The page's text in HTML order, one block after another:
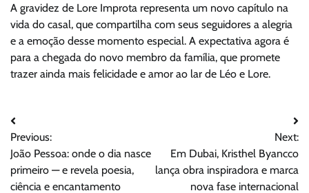
A gravidez de Lore Improta representa um novo capítulo na
vida do casal, que compartilha com seus seguidores a alegria
e a emoção desse momento especial. A expectativa agora é
para a chegada do novo membro da família, que promete
trazer ainda mais felicidade e amor ao lar de Léo e Lore.
Navegação
de
Post
Previous:
João Pessoa: onde o dia nasce
primeiro — e revela poesia,
ciência e encantamento
Next:
Em Dubai, Kristhel Byancco
lança obra inspiradora e marca
nova fase internacional